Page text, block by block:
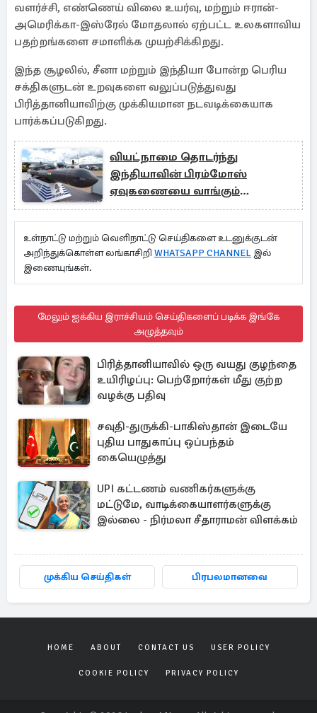
வளர்ச்சி, எண்ணெய் விலை உயர்வு, மற்றும் ஈரான்-
அமெரிக்கா-இஸ்ரேல் மோதலால் ஏற்பட்ட உலகளாவிய
பதற்றங்களை சமாளிக்க முயற்சிக்கிறது.
இந்த சூழலில், சீனா மற்றும் இந்தியா போன்ற பெரிய
சக்திகளுடன் உறவுகளை வலுப்படுத்துவது
பிரித்தானியாவிற்கு முக்கியமான நடவடிக்கையாக
பார்க்கப்படுகிறது.
வியட்நாமை தொடர்ந்து
இந்தியாவின் பிரம்மோஸ்
ஏவுகணையை வாங்கும்
மற்றொரு நாடு
உள்நாட்டு மற்றும் வெளிநாட்டு செய்திகளை உடனுக்குடன்
அறிந்துக்கொள்ள லங்காசிறி WHATSAPP CHANNEL இல்
இணையுங்கள்.
மேலும் ஐக்கிய இராச்சியம் செய்திகளைப் படிக்க இங்கே
அழுத்தவும்
பிரித்தானியாவில் ஒரு வயது குழந்தை
உயிரிழப்பு: பெற்றோர்கள் மீது குற்ற
வழக்கு பதிவு
சவுதி-துருக்கி-பாகிஸ்தான் இடையே
புதிய பாதுகாப்பு ஒப்பந்தம்
கையெழுத்து
UPI கட்டணம் வணிகர்களுக்கு
மட்டுமே, வாடிக்கையாளர்களுக்கு
இல்லை - நிர்மலா சீதாராமன் விளக்கம்
முக்கிய செய்திகள் பிரபலமானவை
HOME ABOUT CONTACT US USER POLICY
COOKIE POLICY PRIVACY POLICY